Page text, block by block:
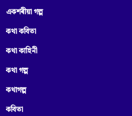
একশৰীয়া গল্প
কথা কবিতা
কথা কাহিনী
কথা গল্প
কথাগল্প
কবিতা